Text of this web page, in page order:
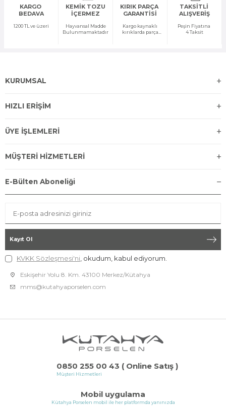
KARGO
BEDAVA
1200 TL ve üzeri
KEMİK TOZU
İÇERMEZ
Hayvansal Madde
Bulunmamaktadır
KIRIK PARÇA
GARANTİSİ
Kargo kaynaklı
kırıklarda parça
TAKSİTLİ
ALIŞVERİŞ
Peşin Fiyatına
4 Taksit
0850 255 00 43 ( Online Satış )
Müşteri Hizmetleri
Mobil uygulama
Kütahya Porselen mobil ile her platformda yanınızda
KURUMSAL
HIZLI ERİŞİM
ÜYE İŞLEMLERİ
MÜŞTERİ HİZMETLERİ
E-Bülten Aboneliği
Kayıt Ol
KVKK Sözleşmesi'ni , okudum, kabul ediyorum.
Eskişehir Yolu 8. Km. 43100 Merkez/Kütahya
mms@kutahyaporselen.com